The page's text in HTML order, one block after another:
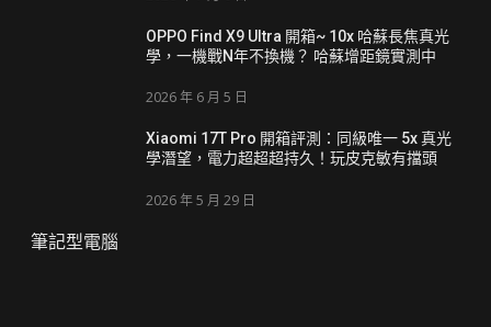
OPPO Find X9 Ultra 開箱~ 10x 哈蘇長焦真光
學，一機戰N年不換機？ 哈蘇增距鏡實測中
2026 年 6 月 5 日
Xiaomi 17T Pro 開箱評測：同級唯一 5x 真光
學潛望，電力超超超持久！玩皮克敏有擋頭
2026 年 5 月 29 日
筆記型電腦